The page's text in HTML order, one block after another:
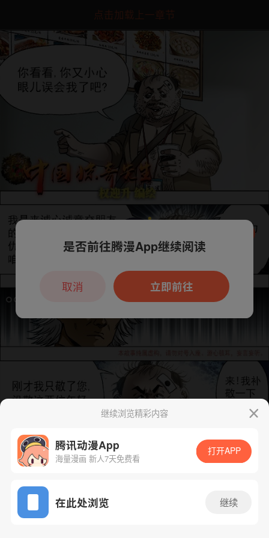
点击加载上一章节
App免费看
下一话
继续浏览精彩内容
腾讯动漫App
海量漫画 新人7天免费看
打开APP
在此处浏览 继续
本章节仅支持App阅读，可打开App新用
户7天免费看
是否前往腾漫App继续阅读
立即前往
取消